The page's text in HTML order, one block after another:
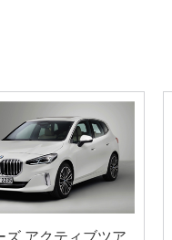
ズ アクティブツア